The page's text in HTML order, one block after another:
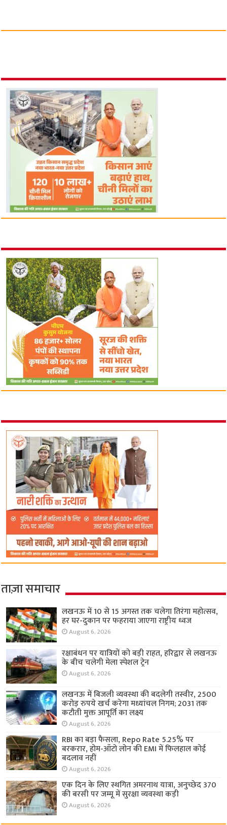
ताज़ा समाचार
लखनऊ में 10 से 15 अगस्त तक चलेगा तिरंगा महोत्सव,
हर घर-दुकान पर फहराया जाएगा राष्ट्रीय ध्वज
August 6, 2026
रक्षाबंधन पर यात्रियों को बड़ी राहत, हरिद्वार से लखनऊ
के बीच चलेगी मेला स्पेशल ट्रेन
August 6, 2026
लखनऊ में बिजली व्यवस्था की बदलेगी तस्वीर, 2500
करोड़ रुपये खर्च करेगा मध्यांचल निगम; 2031 तक
कटौती मुक्त आपूर्ति का लक्ष्य
August 6, 2026
RBI का बड़ा फैसला, Repo Rate 5.25% पर
बरकरार, होम-ऑटो लोन की EMI में फिलहाल कोई
बदलाव नहीं
August 6, 2026
एक दिन के लिए स्थगित अमरनाथ यात्रा, अनुच्छेद 370
की बरसी पर जम्मू में सुरक्षा व्यवस्था कड़ी
August 6, 2026